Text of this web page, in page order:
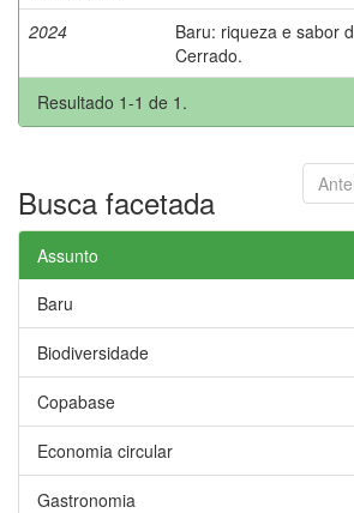
2024
Baru: riqueza e sabor
Cerrado.
Resultado 1-1 de 1.
Busca facetada
Assunto
Baru
Biodiversidade
Copabase
Economia circular
Gastronomia